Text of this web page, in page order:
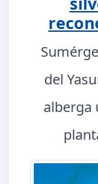
del
alberga